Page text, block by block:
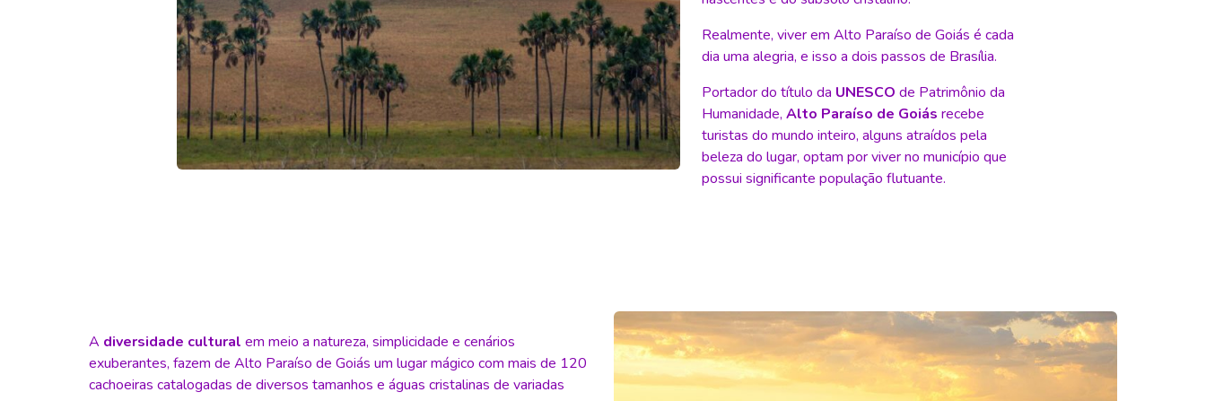
Realmente, viver em Alto Paraíso de Goiás é cada
dia uma alegria, e isso a dois passos de Brasília.
Portador do título da UNESCO de Patrimônio da
Humanidade, Alto Paraíso de Goiás recebe
turistas do mundo inteiro, alguns atraídos pela
beleza do lugar, optam por viver no município que
possui significante população flutuante.
A diversidade cultural em meio a natureza, simplicidade e cenários
exuberantes, fazem de Alto Paraíso de Goiás um lugar mágico com mais de 120
cachoeiras catalogadas de diversos tamanhos e águas cristalinas de variadas